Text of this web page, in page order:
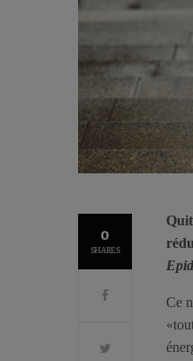
0
SHARES
Ce